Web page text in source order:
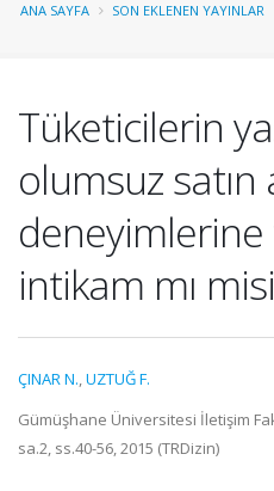
ANA SAYFA SON EKLENEN YAYINLAR
Tüketicilerin
olumsuz satın
intikam mı
ÇINAR N.,UZTUĞ F.
Gümüşhane Üniversitesi İletişim
sa.2, ss.40-56, 2015 (TRDizin)